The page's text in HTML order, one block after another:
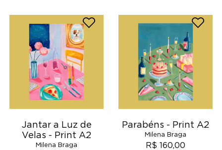
Jantar a Luz de
Velas - Print A2
Milena Braga
Parabéns - Print A2
Milena Braga
R$ 160,00